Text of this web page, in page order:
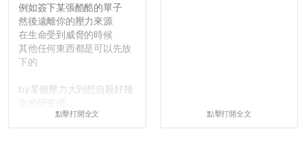
例如簽下某張酷酷的單子
然後遠離你的壓力來源
在生命受到威脅的時候
其他任何東西都是可以先放
下的
by某個壓力大到想自殺好幾
點擊打開全文 點擊打開全文